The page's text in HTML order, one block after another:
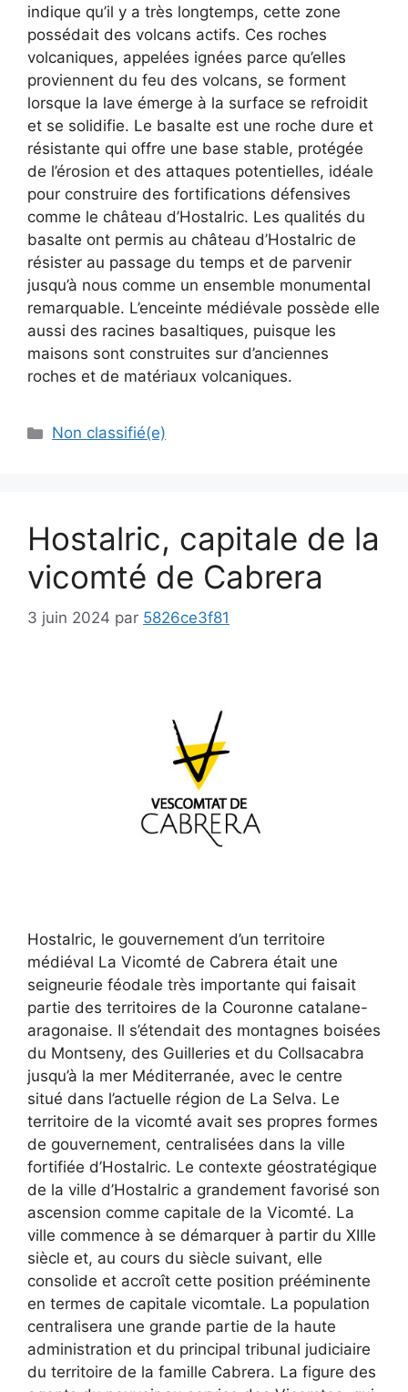
indique qu’il y a très longtemps, cette zone
possédait des volcans actifs. Ces roches
volcaniques, appelées ignées parce qu’elles
proviennent du feu des volcans, se forment
lorsque la lave émerge à la surface se refroidit
et se solidifie. Le basalte est une roche dure et
résistante qui offre une base stable, protégée
de l’érosion et des attaques potentielles, idéale
pour construire des fortifications défensives
comme le château d’Hostalric. Les qualités du
basalte ont permis au château d’Hostalric de
résister au passage du temps et de parvenir
jusqu’à nous comme un ensemble monumental
remarquable. L’enceinte médiévale possède elle
aussi des racines basaltiques, puisque les
maisons sont construites sur d’anciennes
roches et de matériaux volcaniques.
Non classifié(e)
Hostalric, capitale de la
vicomté de Cabrera
3 juin 2024 par 5826ce3f81
Hostalric, le gouvernement d’un territoire
médiéval La Vicomté de Cabrera était une
seigneurie féodale très importante qui faisait
partie des territoires de la Couronne catalane-
aragonaise. Il s’étendait des montagnes boisées
du Montseny, des Guilleries et du Collsacabra
jusqu’à la mer Méditerranée, avec le centre
situé dans l’actuelle région de La Selva. Le
territoire de la vicomté avait ses propres formes
de gouvernement, centralisées dans la ville
fortifiée d’Hostalric. Le contexte géostratégique
de la ville d’Hostalric a grandement favorisé son
ascension comme capitale de la Vicomté. La
ville commence à se démarquer à partir du XIIIe
siècle et, au cours du siècle suivant, elle
consolide et accroît cette position prééminente
en termes de capitale vicomtale. La population
centralisera une grande partie de la haute
administration et du principal tribunal judiciaire
du territoire de la famille Cabrera. La figure des